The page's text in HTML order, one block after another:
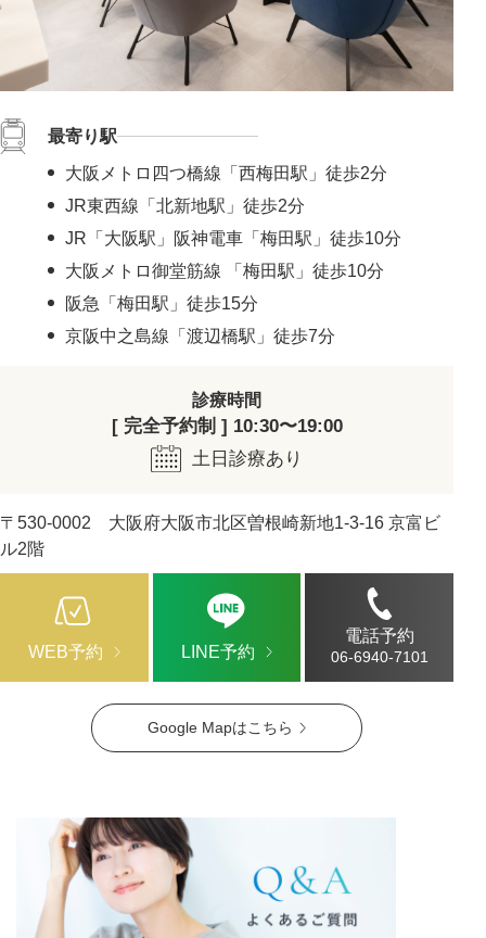
Google Mapはこちら
最寄り駅
大阪メトロ四つ橋線「西梅田駅」徒歩2分
JR東西線「北新地駅」徒歩2分
JR「大阪駅」阪神電車「梅田駅」徒歩10分
大阪メトロ御堂筋線 「梅田駅」徒歩10分
阪急「梅田駅」徒歩15分
京阪中之島線「渡辺橋駅」徒歩7分
診療時間
[ 完全予約制 ] 10:30〜19:00
土日診療あり
〒530-0002 大阪府大阪市北区曽根崎新地1-3-16 京富ビ
ル2階
WEB予約 LINE予約
電話予約
06-6940-7101